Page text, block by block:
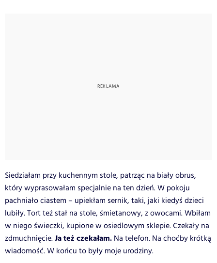
Siedziałam przy kuchennym stole, patrząc na biały obrus,
który wyprasowałam specjalnie na ten dzień. W pokoju
pachniało ciastem – upiekłam sernik, taki, jaki kiedyś dzieci
lubiły. Tort też stał na stole, śmietanowy, z owocami. Wbiłam
w niego świeczki, kupione w osiedlowym sklepie. Czekały na
zdmuchnięcie.Ja też czekałam. Na telefon. Na choćby krótką
wiadomość. W końcu to były moje urodziny.